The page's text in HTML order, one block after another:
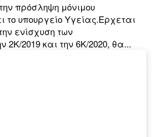
πρόσληψη μόνιμου
το υπουργείο Υγείας.Ερχεται
ενίσχυση των
2Κ/2019 και την 6Κ/2020, θα...